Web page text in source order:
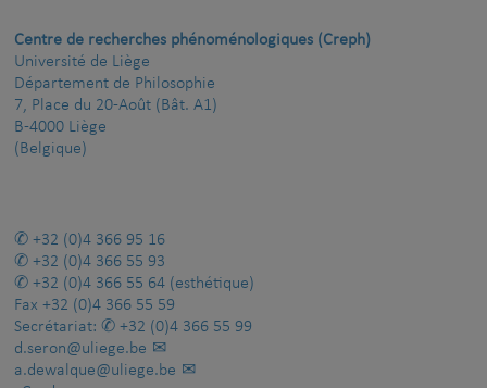
Centre de recherches phénoménologiques (Creph)
Université de Liège
Département de Philosophie
7, Place du 20-Août (Bât. A1)
B-4000 Liège
(Belgique)
+32 (0)4 366 95 16
+32 (0)4 366 55 93
+32 (0)4 366 55 64 (esthétique)
Fax +32 (0)4 366 55 59
Secrétariat:
+32 (0)4 366 55 99
d.seron@uliege.be
a.dewalque@uliege.be